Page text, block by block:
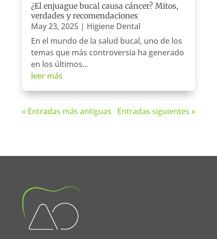
¿El enjuague bucal causa cáncer? Mitos,
verdades y recomendaciones
May 23, 2025| Higiene Dental
En el mundo de la salud bucal, uno de los
temas que más controversia ha generado
en los últimos...
leer más
« Entradas más antiguas Entradas siguientes »